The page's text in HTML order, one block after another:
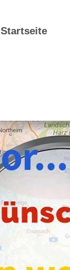
Startseite